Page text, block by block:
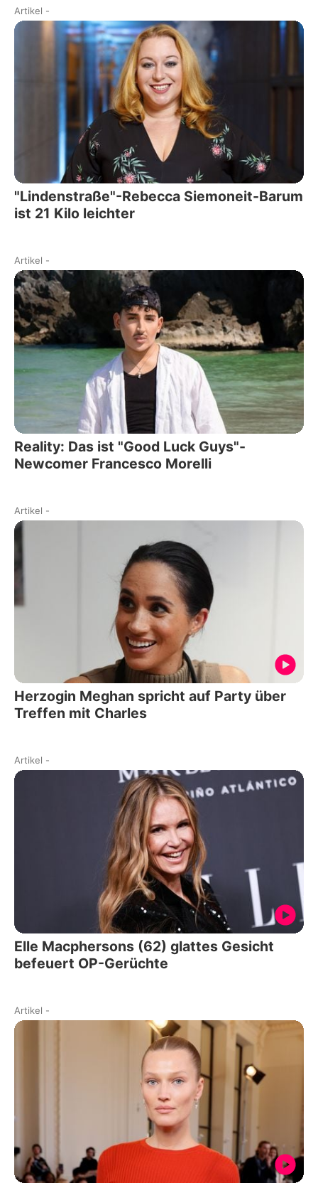
Artikel -
"Lindenstraße"-Rebecca Siemoneit-Barum
ist 21 Kilo leichter
Artikel -
Reality: Das ist "Good Luck Guys"-
Newcomer Francesco Morelli
Artikel -
Herzogin Meghan spricht auf Party über
Treffen mit Charles
Artikel -
Elle Macphersons (62) glattes Gesicht
befeuert OP-Gerüchte
Artikel -